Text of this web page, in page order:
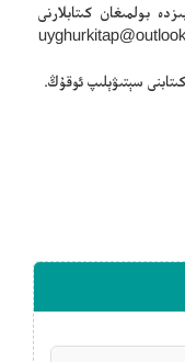
بولمىغان كىتابلارنى